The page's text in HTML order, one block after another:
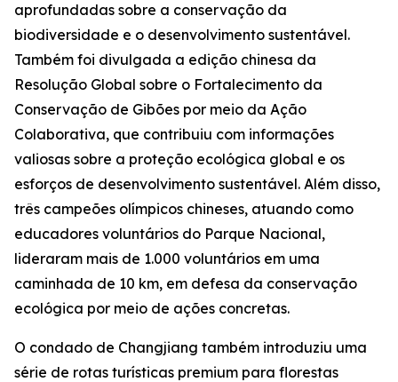
aprofundadas sobre a conservação da
biodiversidade e o desenvolvimento sustentável.
Também foi divulgada a edição chinesa da
Resolução Global sobre o Fortalecimento da
Conservação de Gibões por meio da Ação
Colaborativa, que contribuiu com informações
valiosas sobre a proteção ecológica global e os
esforços de desenvolvimento sustentável. Além disso,
três campeões olímpicos chineses, atuando como
educadores voluntários do Parque Nacional,
lideraram mais de 1.000 voluntários em uma
caminhada de 10 km, em defesa da conservação
ecológica por meio de ações concretas.
O condado de Changjiang também introduziu uma
série de rotas turísticas premium para florestas